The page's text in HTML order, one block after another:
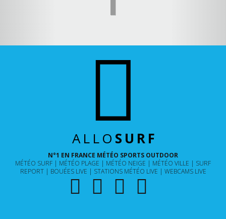
ALLO SURF
N°1 EN FRANCE MÉTÉO SPORTS OUTDOOR
MÉTÉO SURF
MÉTÉO PLAGE MÉTÉO NEIGE MÉTÉO VILLE
SURF
REPORT
BOUÉES LIVE STATIONS MÉTÉO LIVE WEBCAMS LIVE